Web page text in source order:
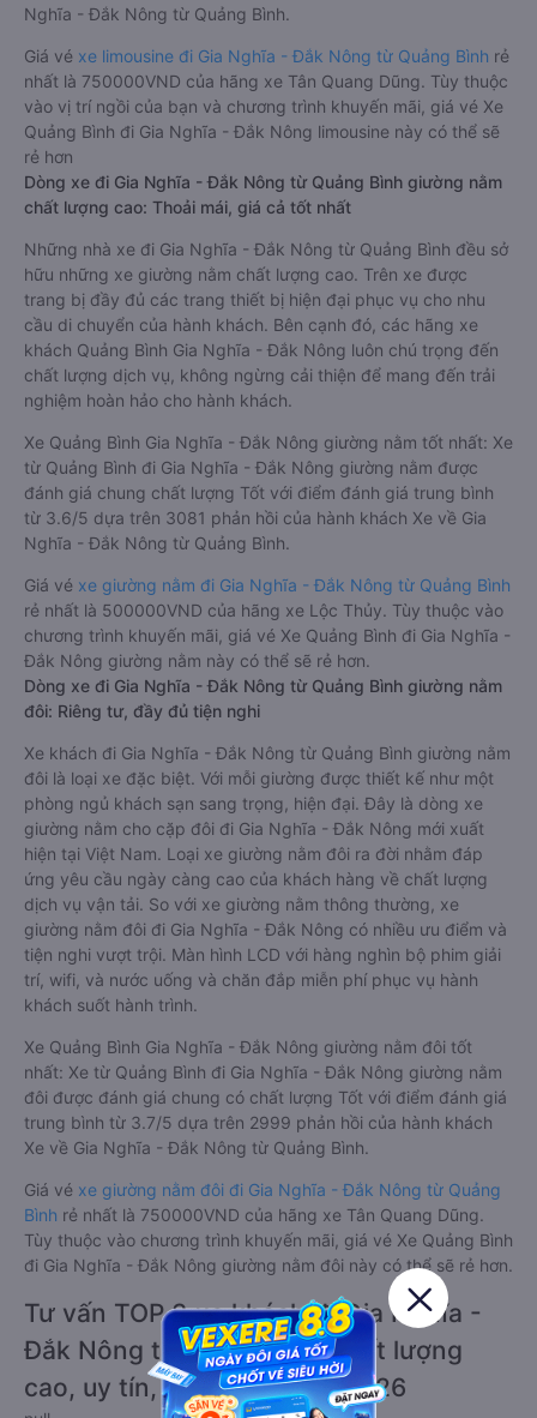
Nghĩa - Đắk Nông từ Quảng Bình.
Giá vé xe limousine đi Gia Nghĩa - Đắk Nông từ Quảng Bình rẻ
nhất là 750000VND của hãng xe Tân Quang Dũng. Tùy thuộc
vào vị trí ngồi của bạn và chương trình khuyến mãi, giá vé Xe
Quảng Bình đi Gia Nghĩa - Đắk Nông limousine này có thể sẽ
rẻ hơn
Dòng xe đi Gia Nghĩa - Đắk Nông từ Quảng Bình giường nằm
chất lượng cao: Thoải mái, giá cả tốt nhất
Những nhà xe đi Gia Nghĩa - Đắk Nông từ Quảng Bình đều sở
hữu những xe giường nằm chất lượng cao. Trên xe được
trang bị đầy đủ các trang thiết bị hiện đại phục vụ cho nhu
cầu di chuyển của hành khách. Bên cạnh đó, các hãng xe
khách Quảng Bình Gia Nghĩa - Đắk Nông luôn chú trọng đến
chất lượng dịch vụ, không ngừng cải thiện để mang đến trải
nghiệm hoàn hảo cho hành khách.
Xe Quảng Bình Gia Nghĩa - Đắk Nông giường nằm tốt nhất: Xe
từ Quảng Bình đi Gia Nghĩa - Đắk Nông giường nằm được
đánh giá chung chất lượng Tốt với điểm đánh giá trung bình
từ 3.6/5 dựa trên 3081 phản hồi của hành khách Xe về Gia
Nghĩa - Đắk Nông từ Quảng Bình.
Giá vé xe giường nằm đi Gia Nghĩa - Đắk Nông từ Quảng Bình
rẻ nhất là 500000VND của hãng xe Lộc Thủy. Tùy thuộc vào
chương trình khuyến mãi, giá vé Xe Quảng Bình đi Gia Nghĩa -
Đắk Nông giường nằm này có thể sẽ rẻ hơn.
Dòng xe đi Gia Nghĩa - Đắk Nông từ Quảng Bình giường nằm
đôi: Riêng tư, đầy đủ tiện nghi
Xe khách đi Gia Nghĩa - Đắk Nông từ Quảng Bình giường nằm
đôi là loại xe đặc biệt. Với mỗi giường được thiết kế như một
phòng ngủ khách sạn sang trọng, hiện đại. Đây là dòng xe
giường nằm cho cặp đôi đi Gia Nghĩa - Đắk Nông mới xuất
hiện tại Việt Nam. Loại xe giường nằm đôi ra đời nhằm đáp
ứng yêu cầu ngày càng cao của khách hàng về chất lượng
dịch vụ vận tải. So với xe giường nằm thông thường, xe
giường nằm đôi đi Gia Nghĩa - Đắk Nông có nhiều ưu điểm và
tiện nghi vượt trội. Màn hình LCD với hàng nghìn bộ phim giải
trí, wifi, và nước uống và chăn đắp miễn phí phục vụ hành
khách suốt hành trình.
Xe Quảng Bình Gia Nghĩa - Đắk Nông giường nằm đôi tốt
nhất: Xe từ Quảng Bình đi Gia Nghĩa - Đắk Nông giường nằm
đôi được đánh giá chung có chất lượng Tốt với điểm đánh giá
trung bình từ 3.7/5 dựa trên 2999 phản hồi của hành khách
Xe về Gia Nghĩa - Đắk Nông từ Quảng Bình.
Giá vé xe giường nằm đôi đi Gia Nghĩa - Đắk Nông từ Quảng
Bình rẻ nhất là 750000VND của hãng xe Tân Quang Dũng.
Tùy thuộc vào chương trình khuyến mãi, giá vé Xe Quảng Bình
đi Gia Nghĩa - Đắk Nông giường nằm đôi này có thể sẽ rẻ hơn.
Tư vấn TOP 3 xe khách đi Gia Nghĩa -
Đắk Nông từ Quảng Bình chất lượng
cao, uy tín, giá rẻ nhất 08/2026